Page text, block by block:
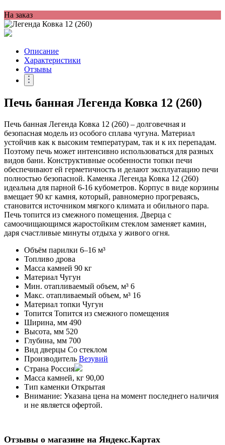
На заказ
Описание
Характеристики
Отзывы
Печь банная Легенда Ковка 12 (260)
Печь банная Легенда Ковка 12 (260) – долговечная и
безопасная модель из особого сплава чугуна. Материал
устойчив как к высоким температурам, так и к их перепадам.
Поэтому печь может интенсивно использоваться для разных
видов бани. Конструктивные особенности топки печи
обеспечивают ей герметичность и делают эксплуатацию печи
полностью безопасной. Каменка Легенда Ковка 12 (260)
идеальна для парной 6-16 кубометров. Корпус в виде корзины
вмещает 90 кг камня, который, равномерно прогреваясь,
становится источником мягкого климата и обильного пара.
Печь топится из смежного помещения. Дверца с
самоочищающимся жаростойким стеклом заменяет камин,
даря счастливые минуты отдыха у живого огня.
Объём парилки 6–16 м³
Топливо дрова
Масса камней 90 кг
Материал Чугун
Мин. отапливаемый объем, м³ 6
Макс. отапливаемый объем, м³ 16
Материал топки Чугун
Топится Топится из смежного помещения
Ширина, мм 490
Высота, мм 520
Глубина, мм 700
Вид дверцы Со стеклом
Производитель Везувий
Страна Россия
Масса камней, кг 90,00
Тип каменки Открытая
Внимание: Указана цена на момент последнего наличия
и не является офертой.
Отзывы о магазине на Яндекс.Картах